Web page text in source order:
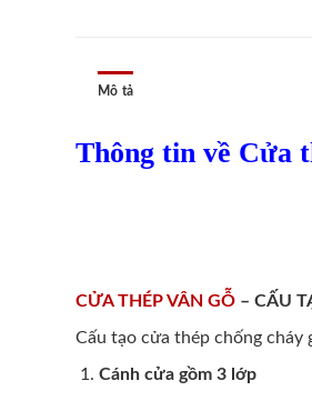
Mô tả
Thông tin về Cửa
CỬA THÉP VÂN GỖ – CẤU
Cấu tạo cửa thép chống cháy
Cánh cửa gồm 3 lớp